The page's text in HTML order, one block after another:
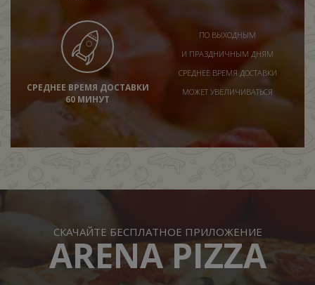
СРЕДНЕЕ ВРЕМЯ ДОСТАВКИ
60 МИНУТ
ПО ВЫХОДНЫМ
И ПРАЗДНИЧНЫМ ДНЯМ
СРЕДНЕЕ ВРЕМЯ ДОСТАВКИ
МОЖЕТ УВЕЛИЧИВАТЬСЯ
СКАЧАЙТЕ БЕСПЛАТНОЕ ПРИЛОЖЕНИЕ
ARENA PIZZA